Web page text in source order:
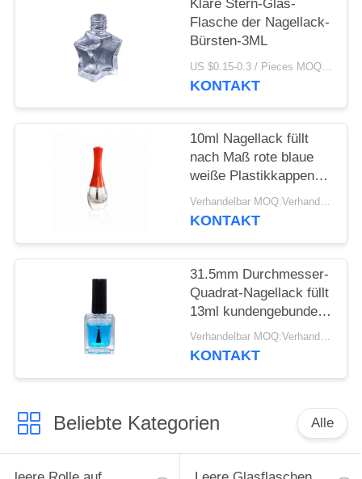
SITEMAP
PRIVACY
Klare Stern-Glas-
Flasche der Nagellack-
Bürsten-3ML
US $0.15-0.3 / Pieces MOQ:1000
KONTAKT
10ml Nagellack füllt
nach Maß rote blaue
weiße Plastikkappen
mit Bürste ab
Verhandelbar MOQ:Verhandelbar
KONTAKT
31.5mm Durchmesser-
Quadrat-Nagellack füllt
13ml kundengebundene
Farbe ab
Verhandelbar MOQ:Verhandelbar
KONTAKT
Beliebte Kategorien Alle